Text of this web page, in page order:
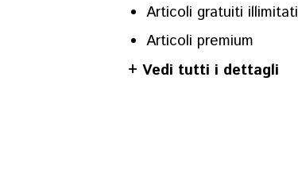
Articoli gratuiti illimitati
Articoli premium
+ Vedi tutti i dettagli